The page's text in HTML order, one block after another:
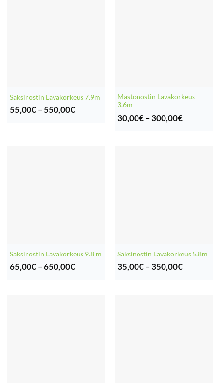
Saksinostin Lavakorkeus 7.9m
55,00€ –550,00€Hintaluokka:
Mastonostin Lavakorkeus
3.6m
30,00€ – 300,00€
Saksinostin Lavakorkeus 9.8 m
65,00€ –650,00€Hintaluokka:
Saksinostin Lavakorkeus 5.8m
35,00€ – 350,00€